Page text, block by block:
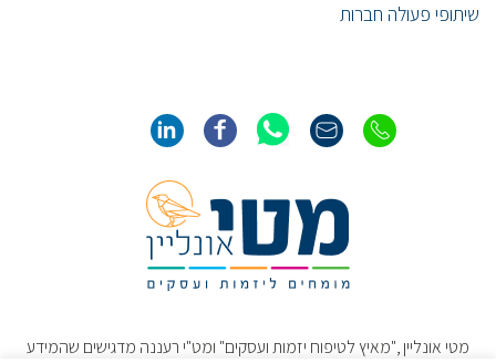
שיתופי פעולה חברות
מטי אונליין ,"מאיץ לטיפוח יזמות ועסקים" ומט"י רעננה מדגישים שהמידע